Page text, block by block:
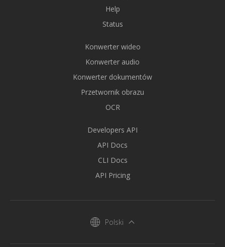
Help
Status
Konwerter wideo
Konwerter audio
Konwerter dokumentów
Przetwornik obrazu
OCR
Developers API
API Docs
CLI Docs
API Pricing
Polski